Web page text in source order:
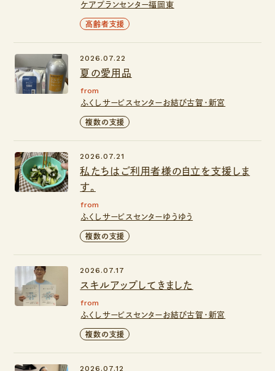
ケアプランセンター福岡東
高齢者支援
夏の愛用品
2026.07.22
from
ふくしサービスセンターお結び古賀・新宮
複数の支援
私たちはご利用者様の自立を支援しま
す。
2026.07.21
from
ふくしサービスセンターゆうゆう
複数の支援
スキルアップしてきました
2026.07.17
from
ふくしサービスセンターお結び古賀・新宮
複数の支援
2026.07.12